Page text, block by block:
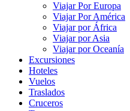
Viajar Por Europa
Viajar Por América
Viajar por África
Viajar por Asia
Viajar por Oceanía
Excursiones
Hoteles
Vuelos
Traslados
Cruceros